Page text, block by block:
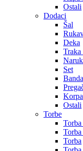
Ostali
Dodaci
Šal
Deka
Traka
Set
Ostali
Torbe
Torba
Torba